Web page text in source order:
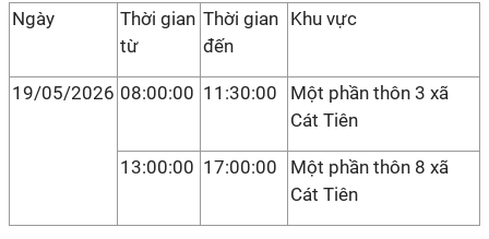
Ngày
Thời gian
từ
Thời gian
đến
Khu vực
19/05/2026 08:00:00 11:30:00
Một phần thôn 3 xã
Cát Tiên
13:00:00 17:00:00
Một phần thôn 8 xã
Cát Tiên